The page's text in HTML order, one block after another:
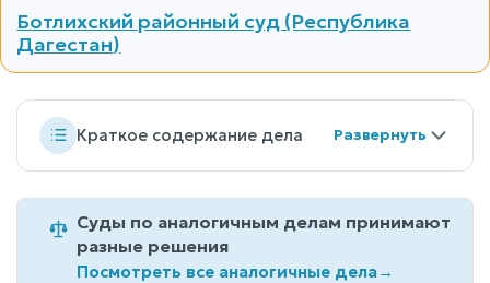
Ботлихский районный суд (Республика
Дагестан)
Краткое содержание дела
Суды по аналогичным делам принимают
разные решения
Посмотреть все аналогичные дела→